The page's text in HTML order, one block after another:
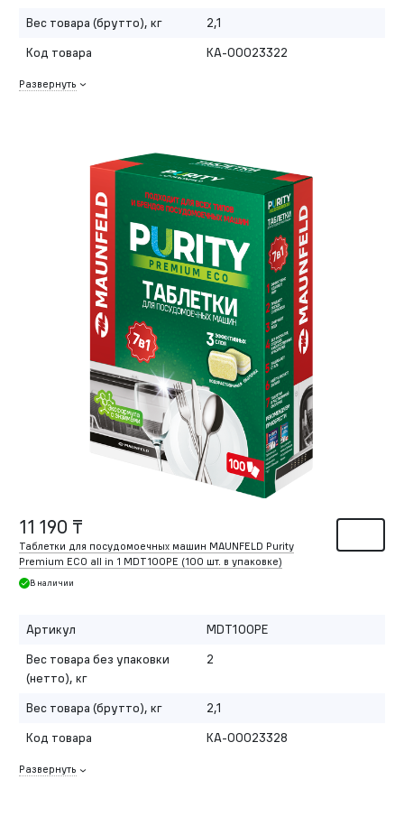
Вес товара (брутто), кг
2,1
Код товара
КА-00023322
Развернуть
11 190 ₸
Таблетки для посудомоечных машин MAUNFELD Purity
Premium ECO all in 1 MDT100PE (100 шт. в упаковке)
В наличии
Артикул
MDT100PE
Вес товара без упаковки
(нетто), кг
2
Вес товара (брутто), кг
2,1
Код товара
КА-00023328
Развернуть